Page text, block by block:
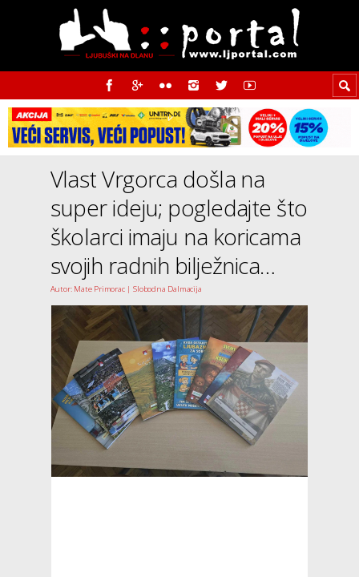
Vlast Vrgorca došla na
super ideju; pogledajte što
školarci imaju na koricama
svojih radnih bilježnica…
Autor: Mate Primorac | Slobodna Dalmacija